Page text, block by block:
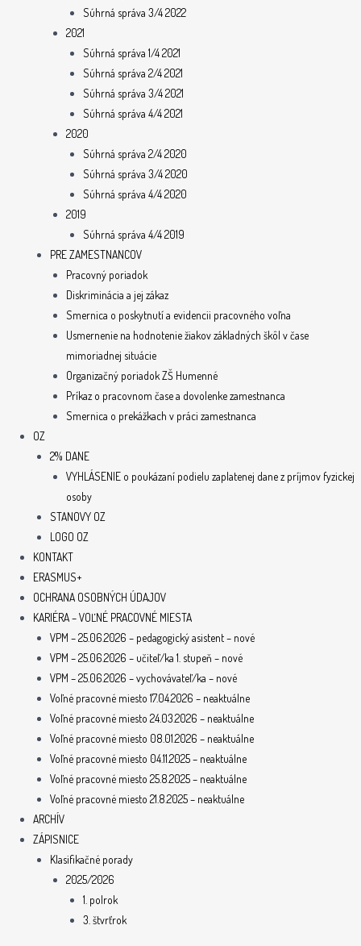
Súhrná správa 3/4 2022
2021
Súhrná správa 1/4 2021
Súhrná správa 2/4 2021
Súhrná správa 3/4 2021
Súhrná správa 4/4 2021
2020
Súhrná správa 2/4 2020
Súhrná správa 3/4 2020
Súhrná správa 4/4 2020
2019
Súhrná správa 4/4 2019
PRE ZAMESTNANCOV
Pracovný poriadok
Diskriminácia a jej zákaz
Smernica o poskytnutí a evidencii pracovného voľna
Usmernenie na hodnotenie žiakov základných škôl v čase
mimoriadnej situácie
Organizačný poriadok ZŠ Humenné
Príkaz o pracovnom čase a dovolenke zamestnanca
Smernica o prekážkach v práci zamestnanca
OZ
2% DANE
VYHLÁSENIE o poukázaní podielu zaplatenej dane z príjmov fyzickej
osoby
STANOVY OZ
LOGO OZ
KONTAKT
ERASMUS+
OCHRANA OSOBNÝCH ÚDAJOV
KARIÉRA – VOĽNÉ PRACOVNÉ MIESTA
VPM – 25.06.2026 – pedagogický asistent – nové
VPM – 25.06.2026 – učiteľ/ka 1. stupeň – nové
VPM – 25.06.2026 – vychovávateľ/ka – nové
Voľné pracovné miesto 17.04.2026 – neaktuálne
Voľné pracovné miesto 24.03.2026 – neaktuálne
Voľné pracovné miesto 08.01.2026 – neaktuálne
Voľné pracovné miesto 04.11.2025 – neaktuálne
Voľné pracovné miesto 25.8.2025 – neaktuálne
Voľné pracovné miesto 21.8.2025 – neaktuálne
ARCHÍV
ZÁPISNICE
Klasifikačné porady
2025/2026
1. polrok
3. štvrťrok